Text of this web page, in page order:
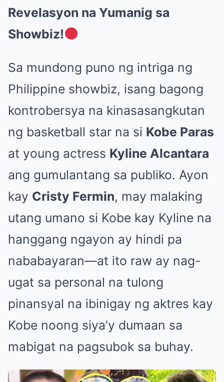
Revelasyon na Yumanig sa
Showbiz!
Sa mundong puno ng intriga ng
Philippine showbiz, isang bagong
kontrobersya na kinasasangkutan
ng basketball star na si Kobe Paras
at young actress Kyline Alcantara
ang gumulantang sa publiko. Ayon
kay Cristy Fermin, may malaking
utang umano si Kobe kay Kyline na
hanggang ngayon ay hindi pa
nababayaran—at ito raw ay nag-
ugat sa personal na tulong
pinansyal na ibinigay ng aktres kay
Kobe noong siya’y dumaan sa
mabigat na pagsubok sa buhay.